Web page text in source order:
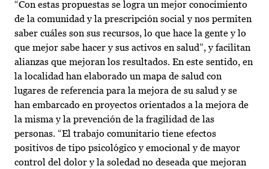
“Con estas propuestas se logra un mejor conocimiento
de la comunidad y la prescripción social y nos permiten
saber cuáles son sus recursos, lo que hace la gente y lo
que mejor sabe hacer y sus activos en salud”, y facilitan
alianzas que mejoran los resultados. En este sentido, en
la localidad han elaborado un mapa de salud con
lugares de referencia para la mejora de su salud y se
han embarcado en proyectos orientados a la mejora de
la misma y la prevención de la fragilidad de las
personas. “El trabajo comunitario tiene efectos
positivos de tipo psicológico y emocional y de mayor
control del dolor y la soledad no deseada que mejoran